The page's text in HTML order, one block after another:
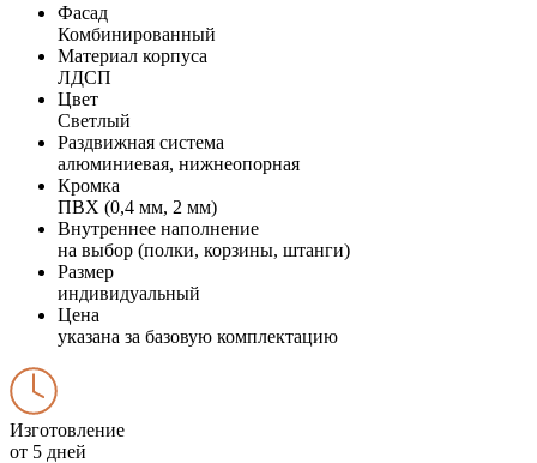
Фасад
Комбинированный
Материал корпуса
ЛДСП
Цвет
Светлый
Раздвижная система
алюминиевая, нижнеопорная
Кромка
ПВХ (0,4 мм, 2 мм)
Внутреннее наполнение
на выбор (полки, корзины, штанги)
Размер
индивидуальный
Цена
указана за базовую комплектацию
Изготовление
от 5 дней